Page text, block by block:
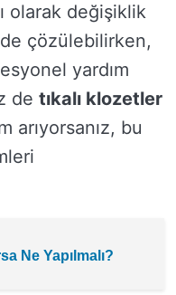
olarak değişiklik
çözülebilirken,
yardım
de tıkalı klozetler
arıyorsanız, bu
Ne Yapılmalı?